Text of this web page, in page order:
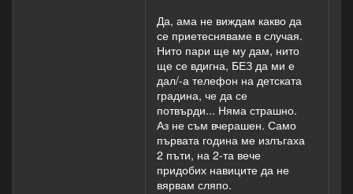
Да, ама не виждам какво да
се приетесняваме в случая.
Нито пари ще му дам, нито
ще се вдигна, БЕЗ да ми е
дал/-а телефон на детската
градина, че да се
потвърди... Няма страшно.
Аз не съм вчерашен. Само
първата година ме излъгаха
2 пъти, на 2-та вече
придобих навиците да не
вярвам сляпо.